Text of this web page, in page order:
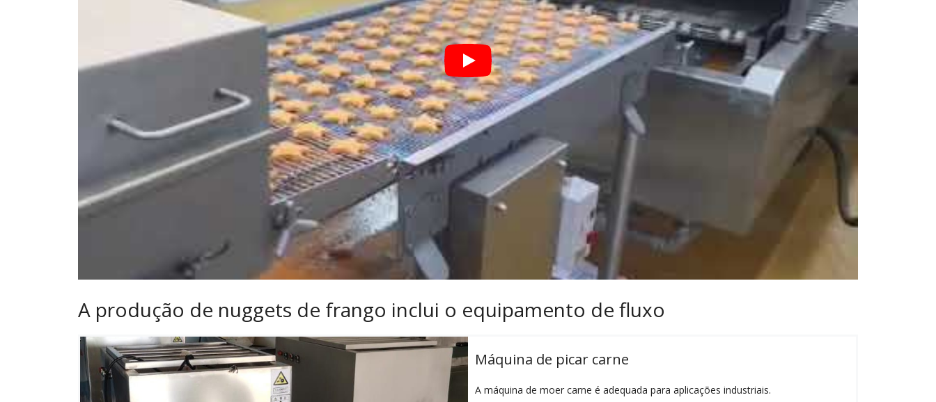
A produção de nuggets de frango inclui o equipamento de fluxo
Máquina de picar carne
A máquina de moer carne é adequada para aplicações industriais.